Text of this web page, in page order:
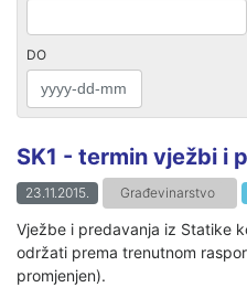
DO
SK1 - termin vježbi i
23.11.2015. Građevinarstvo
Vježbe i predavanja iz Statike
održati prema trenutnom
promjenjen).